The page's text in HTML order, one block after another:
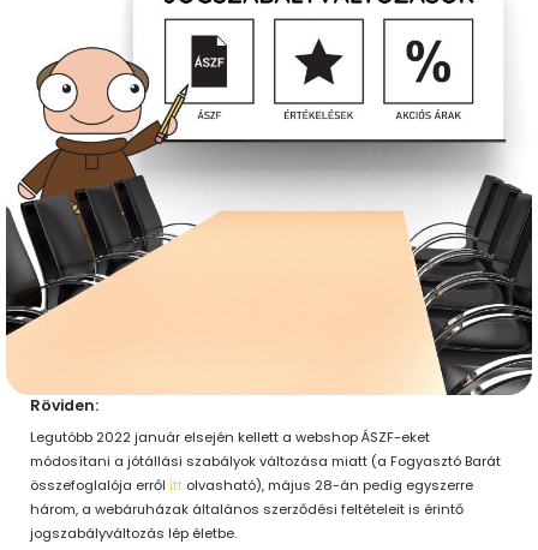
Röviden:
Legutóbb 2022 január elsején kellett a webshop ÁSZF-eket
módosítani a jótállási szabályok változása miatt (a Fogyasztó Barát
összefoglalója erről itt olvasható), május 28-án pedig egyszerre
három, a webáruházak általános szerződési feltételeit is érintő
jogszabályváltozás lép életbe.